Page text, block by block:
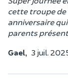
cette troupe de
anniversaire
parents
Gael, 3 juil.